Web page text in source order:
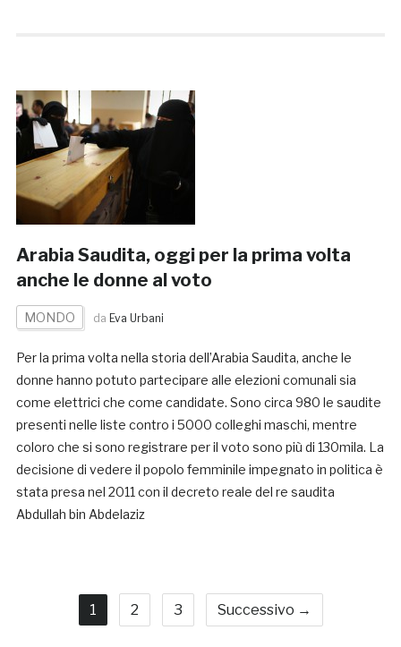
Arabia Saudita, oggi per la prima volta
anche le donne al voto
MONDO da Eva Urbani
Per la prima volta nella storia dell’Arabia Saudita, anche le
donne hanno potuto partecipare alle elezioni comunali sia
come elettrici che come candidate. Sono circa 980 le saudite
presenti nelle liste contro i 5000 colleghi maschi, mentre
coloro che si sono registrare per il voto sono più di 130mila. La
decisione di vedere il popolo femminile impegnato in politica è
stata presa nel 2011 con il decreto reale del re saudita
Abdullah bin Abdelaziz
1 2 3 Successivo →